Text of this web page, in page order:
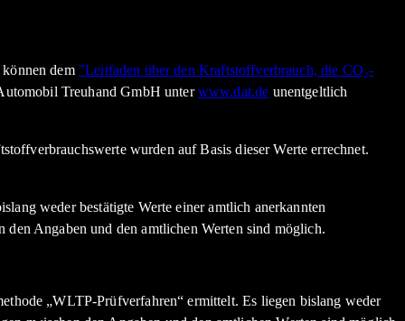
dem "Leitfaden über den Kraftstoffverbrauch, die CO₂-
Treuhand GmbH unterwww.dat.de unentgeltlich
wurden auf Basis dieser Werte errechnet.
weder bestätigte Werte einer amtlich anerkannten
Angaben und den amtlichen Werten sind möglich.
„WLTP-Prüfverfahren“ ermittelt. Es liegen bislang weder